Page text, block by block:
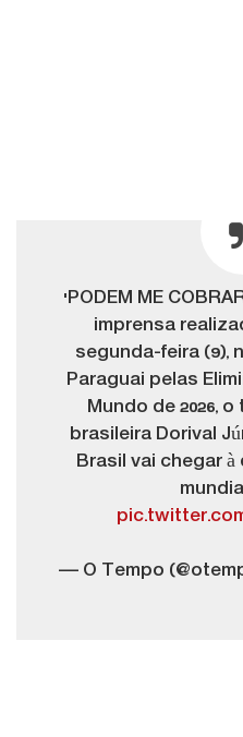
'PODEM ME
imprensa
segunda-feira (9),
Paraguai pelas
Mundo de 2026,
brasileira Dorival
Brasil vai chegar
— O Tempo